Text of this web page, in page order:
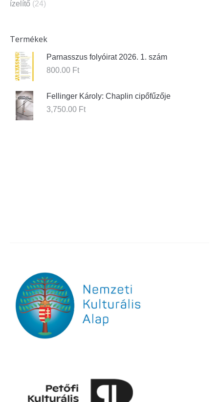
ízelítő (24)
Termékek
Parnasszus folyóirat 2026. 1. szám
800.00 Ft
Fellinger Károly: Chaplin cipőfűzője
3,750.00 Ft